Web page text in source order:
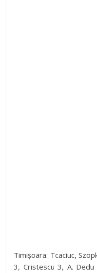
Timișoara: Tcaciuc,
3, Cristescu 3, A.